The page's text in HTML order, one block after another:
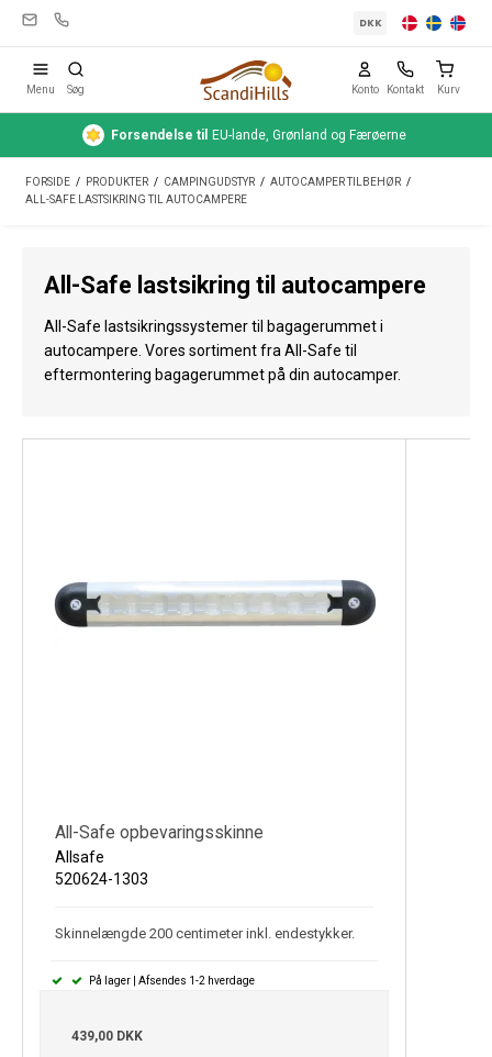
Campingudstyr
Telte
Rengøring & pleje
Rejseudstyr
Bil & trailer
Vejrstationer
DKK
Menu Søg Konto Kontakt Kurv
Forsendelse til EU-lande, Grønland og Færøerne
FORSIDE / PRODUKTER / CAMPINGUDSTYR / AUTOCAMPER TILBEHØR /
ALL-SAFE LASTSIKRING TIL AUTOCAMPERE
All-Safe lastsikring til autocampere
All-Safe lastsikringssystemer til bagagerummet i
autocampere. Vores sortiment fra All-Safe til
eftermontering bagagerummet på din autocamper.
All-Safe opbevaringsskinne
Allsafe
520624-1303
Skinnelængde 200 centimeter inkl. endestykker.
På lager | Afsendes 1-2 hverdage
439,00 DKK